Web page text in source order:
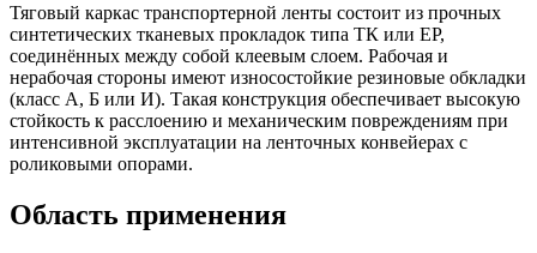
Тяговый каркас транспортерной ленты состоит из прочных
синтетических тканевых прокладок типа ТК или ЕР,
соединённых между собой клеевым слоем. Рабочая и
нерабочая стороны имеют износостойкие резиновые обкладки
(класс А, Б или И). Такая конструкция обеспечивает высокую
стойкость к расслоению и механическим повреждениям при
интенсивной эксплуатации на ленточных конвейерах с
роликовыми опорами.
Область применения